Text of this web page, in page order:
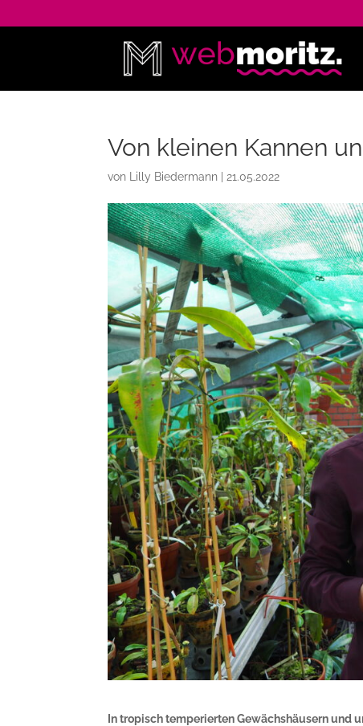
Von kleinen Kannen
von Lilly Biedermann 21.05.2022
In tropisch temperierten Gewächshäusern und